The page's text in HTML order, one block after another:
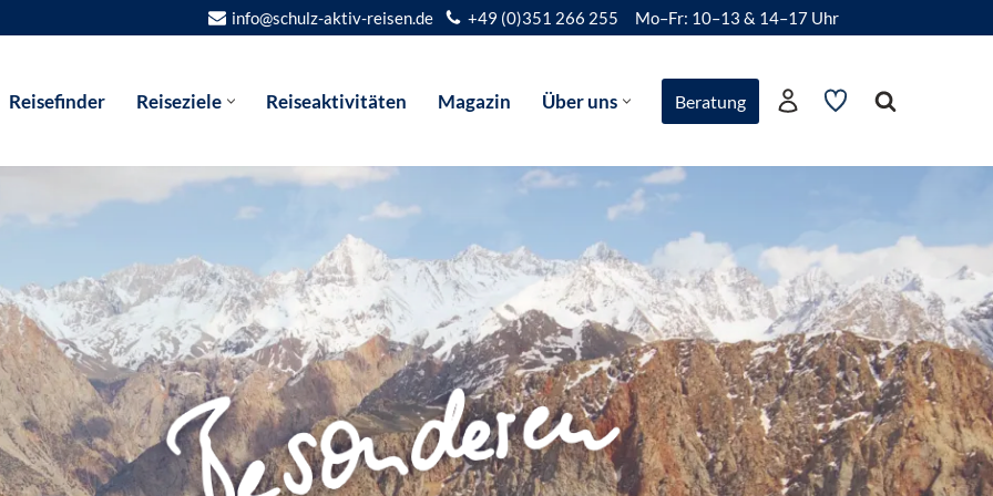
info@schulz-aktiv-reisen.de +49 (0)351 266 255 Mo–Fr: 10–13 & 14–17 Uhr
Reisefinder Reiseziele Reiseaktivitäten Magazin Über uns Beratung